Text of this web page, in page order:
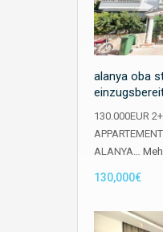
alanya oba
130.000EUR
ALANYA…
130,000€